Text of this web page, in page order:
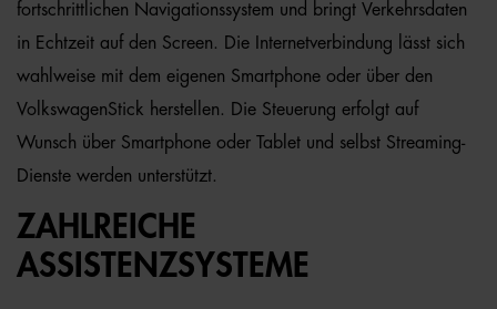
fortschrittlichen Navigationssystem und bringt Verkehrsdaten
in Echtzeit auf den Screen. Die Internetverbindung lässt sich
wahlweise mit dem eigenen Smartphone oder über den
VolkswagenStick herstellen. Die Steuerung erfolgt auf
Wunsch über Smartphone oder Tablet und selbst Streaming-
Dienste werden unterstützt.
ZAHLREICHE
ASSISTENZSYSTEME